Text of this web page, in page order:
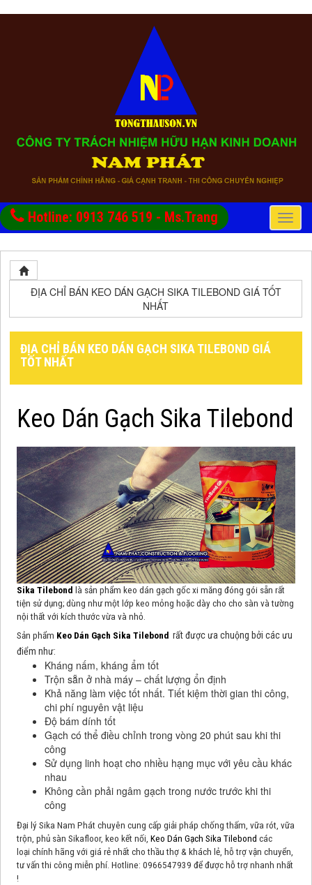
Hotline: 0913 746 519 - Ms.Trang
Toggle
ĐỊA CHỈ BÁN KEO DÁN GẠCH SIKA TILEBOND GIÁ TỐT
NHẤT
ĐỊA CHỈ BÁN KEO DÁN GẠCH SIKA TILEBOND GIÁ
TỐT NHẤT
Keo Dán Gạch Sika Tilebond
Sika Tilebond là sản phẩm keo dán gạch gốc xi măng đóng gói sẵn rất
tiện sử dụng; dùng như một lớp keo mỏng hoặc dày cho cho sàn và tường
nội thất với kích thước vừa và nhỏ.
Sản phẩm Keo Dán Gạch Sika Tilebond rất được ưa chuộng bởi các ưu
điểm như:
Kháng nấm, kháng ẩm tốt
Trộn sẵn ở nhà máy – chất lượng ổn định
Khả năng làm việc tốt nhất. Tiết kiệm thời gian thi công,
chi phí nguyên vật liệu
Độ bám dính tốt
Gạch có thể điều chỉnh trong vòng 20 phút sau khi thi
công
Sử dụng linh hoạt cho nhiều hạng mục với yêu cầu khác
nhau
Không cần phải ngâm gạch trong nước trước khi thi
công
Đại lý Sika Nam Phát chuyên cung cấp giải pháp chống thấm, vữa rót, vữa
trộn, phủ sàn Sikafloor, keo kết nối,Keo Dán Gạch Sika Tilebond các
loại chính hãng với giá rẻ nhất cho thầu thợ & khách lẻ, hỗ trợ vận chuyển,
tư vấn thi công miễn phí. Hotline: 0966547939 để được hỗ trợ nhanh nhất
!